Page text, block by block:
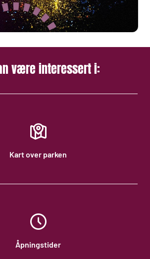
være interessert i:
Kart over parken
Åpningstider